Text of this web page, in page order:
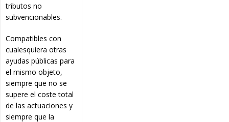
tributos no
subvencionables.
Compatibles con
cualesquiera otras
ayudas públicas para
el mismo objeto,
siempre que no se
supere el coste total
de las actuaciones y
siempre que la